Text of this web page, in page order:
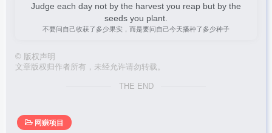
Judge each day not by the harvest you reap but by the
seeds you plant.
不要问自己收获了多少果实，而是要问自己今天播种了多少种子
© 版权声明
文章版权归作者所有，未经允许请勿转载。
THE END
网赚项目